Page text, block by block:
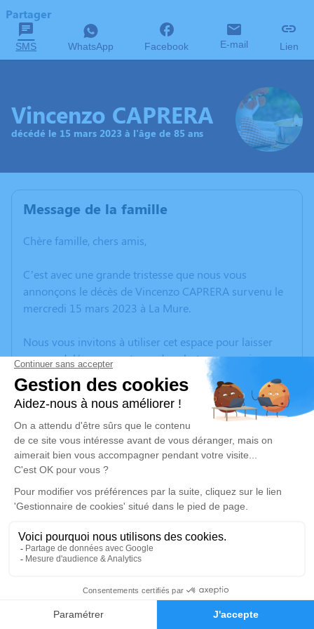
Faire-part Hommages
Partager
SMS WhatsApp Facebook E-mail Lien
Vincenzo CAPRERA
décédé le 15 mars 2023 à l'âge de 85 ans
Message de la famille
Chère famille, chers amis,
C’est avec une grande tristesse que nous vous
annonçons le décès de Vincenzo CAPRERA survenu le
mercredi 15 mars 2023 à La Mure.
Nous vous invitons à utiliser cet espace pour laisser
vos condoléances, partager des photos souvenirs, une
anecdote ou exprimer vos pensées à travers des
poèmes ou des textes. Cet endroit est un lieu
d'expression dédié à honorer la mémoire de Vincenzo
CAPRERA.
Un service de plantation d’arbre hommage est
disponible ici.
Je rends hommage
Cérémonie religieuse
Chapelle Saint Pierre Julien Eymard de La
38350 La Mure